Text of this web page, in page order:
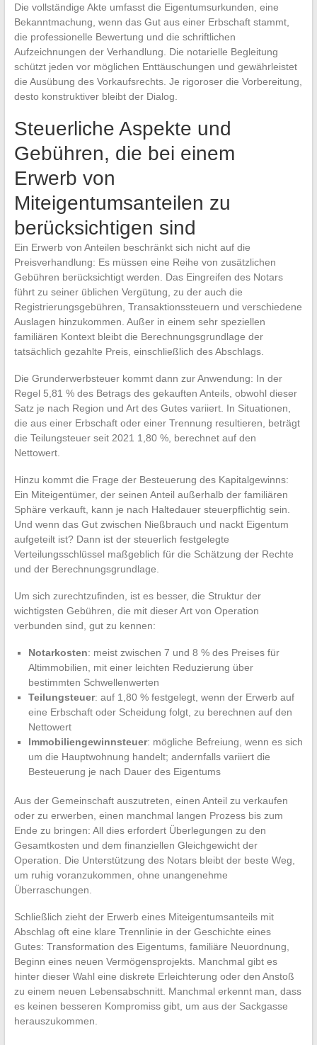
Die vollständige Akte umfasst die Eigentumsurkunden, eine
Bekanntmachung, wenn das Gut aus einer Erbschaft stammt,
die professionelle Bewertung und die schriftlichen
Aufzeichnungen der Verhandlung. Die notarielle Begleitung
schützt jeden vor möglichen Enttäuschungen und gewährleistet
die Ausübung des Vorkaufsrechts. Je rigoroser die Vorbereitung,
desto konstruktiver bleibt der Dialog.
Steuerliche Aspekte und
Gebühren, die bei einem
Erwerb von
Miteigentumsanteilen zu
berücksichtigen sind
Ein Erwerb von Anteilen beschränkt sich nicht auf die
Preisverhandlung: Es müssen eine Reihe von zusätzlichen
Gebühren berücksichtigt werden. Das Eingreifen des Notars
führt zu seiner üblichen Vergütung, zu der auch die
Registrierungsgebühren, Transaktionssteuern und verschiedene
Auslagen hinzukommen. Außer in einem sehr speziellen
familiären Kontext bleibt die Berechnungsgrundlage der
tatsächlich gezahlte Preis, einschließlich des Abschlags.
Die Grunderwerbsteuer kommt dann zur Anwendung: In der
Regel 5,81 % des Betrags des gekauften Anteils, obwohl dieser
Satz je nach Region und Art des Gutes variiert. In Situationen,
die aus einer Erbschaft oder einer Trennung resultieren, beträgt
die Teilungsteuer seit 2021 1,80 %, berechnet auf den
Nettowert.
Hinzu kommt die Frage der Besteuerung des Kapitalgewinns:
Ein Miteigentümer, der seinen Anteil außerhalb der familiären
Sphäre verkauft, kann je nach Haltedauer steuerpflichtig sein.
Und wenn das Gut zwischen Nießbrauch und nackt Eigentum
aufgeteilt ist? Dann ist der steuerlich festgelegte
Verteilungsschlüssel maßgeblich für die Schätzung der Rechte
und der Berechnungsgrundlage.
Um sich zurechtzufinden, ist es besser, die Struktur der
wichtigsten Gebühren, die mit dieser Art von Operation
verbunden sind, gut zu kennen:
Notarkosten: meist zwischen 7 und 8 % des Preises für
Altimmobilien, mit einer leichten Reduzierung über
bestimmten Schwellenwerten
Teilungsteuer: auf 1,80 % festgelegt, wenn der Erwerb auf
eine Erbschaft oder Scheidung folgt, zu berechnen auf den
Nettowert
Immobiliengewinnsteuer: mögliche Befreiung, wenn es sich
um die Hauptwohnung handelt; andernfalls variiert die
Besteuerung je nach Dauer des Eigentums
Aus der Gemeinschaft auszutreten, einen Anteil zu verkaufen
oder zu erwerben, einen manchmal langen Prozess bis zum
Ende zu bringen: All dies erfordert Überlegungen zu den
Gesamtkosten und dem finanziellen Gleichgewicht der
Operation. Die Unterstützung des Notars bleibt der beste Weg,
um ruhig voranzukommen, ohne unangenehme
Überraschungen.
Schließlich zieht der Erwerb eines Miteigentumsanteils mit
Abschlag oft eine klare Trennlinie in der Geschichte eines
Gutes: Transformation des Eigentums, familiäre Neuordnung,
Beginn eines neuen Vermögensprojekts. Manchmal gibt es
hinter dieser Wahl eine diskrete Erleichterung oder den Anstoß
zu einem neuen Lebensabschnitt. Manchmal erkennt man, dass
es keinen besseren Kompromiss gibt, um aus der Sackgasse
herauszukommen.